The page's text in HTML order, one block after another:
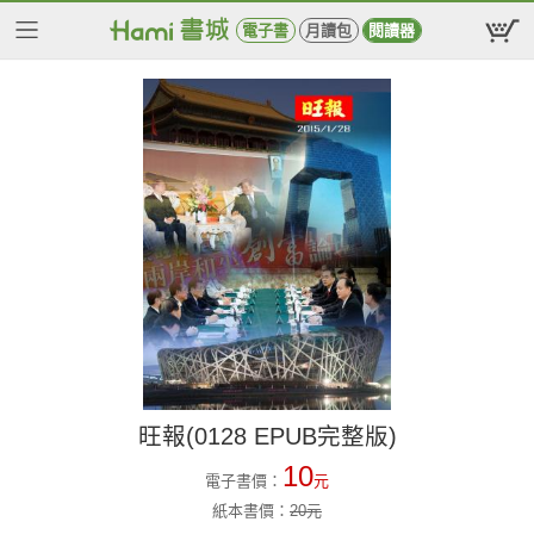
電子書 月讀包 閱讀器
旺報(0128 EPUB完整版)
電子書價： 10元
紙本書價： 20元